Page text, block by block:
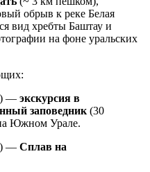
обрыв к реке Белая
вид хребты Баштау и
на фоне уральских
— экскурсия в
заповедник (30
Южном Урале.
— Сплав на